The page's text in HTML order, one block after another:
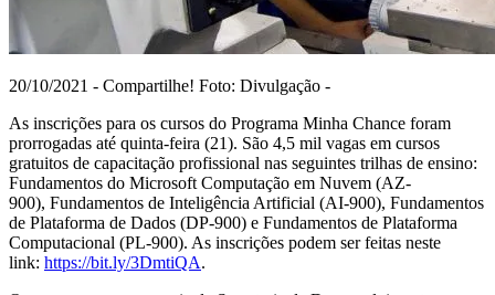
20/10/2021 - Compartilhe! Foto: Divulgação -
As inscrições para os cursos do Programa Minha Chance foram
prorrogadas até quinta-feira (21). São 4,5 mil vagas em cursos
gratuitos de capacitação profissional nas seguintes trilhas de ensino:
Fundamentos do Microsoft Computação em Nuvem (AZ-
900), Fundamentos de Inteligência Artificial (AI-900), Fundamentos
de Plataforma de Dados (DP-900) e Fundamentos de Plataforma
Computacional (PL-900). As inscrições podem ser feitas neste
link: https://bit.ly/3DmtiQA.